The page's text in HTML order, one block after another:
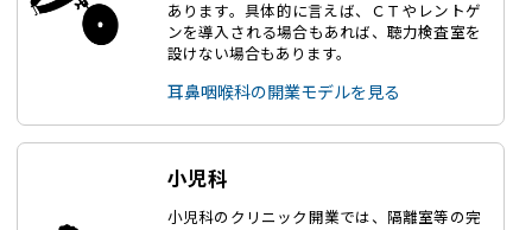
あります。具体的に言えば、ＣＴやレントゲ
ンを導入される場合もあれば、聴力検査室を
設けない場合もあります。
耳鼻咽喉科の開業モデルを見る
小児科
小児科のクリニック開業では、隔離室等の完